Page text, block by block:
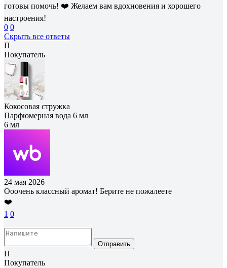
готовы помочь! ❤️ Желаем вам вдохновения и хорошего
настроения!
0 0
Скрыть все ответы
П
Покупатель
Кокосовая стружка
Парфюмерная вода 6 мл
6 мл
24 мая 2026
Ооочень классный аромат! Берите не пожалеете
❤️
1 0
Отправить
П
Покупатель